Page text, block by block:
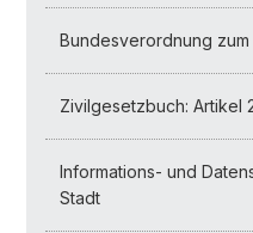
Bundesverordnung
Zivilgesetzbuch: Artikel
Informations- und
Stadt